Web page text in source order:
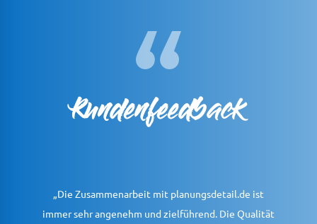
Kundenfeedback
„Die Zusammenarbeit mit planungsdetail.de ist
immer sehr angenehm und zielführend. Die Qualität